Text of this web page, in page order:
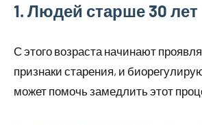
1. Людей старше 30 лет
С этого возраста начинают
признаки старения, и
может помочь замедлить этот